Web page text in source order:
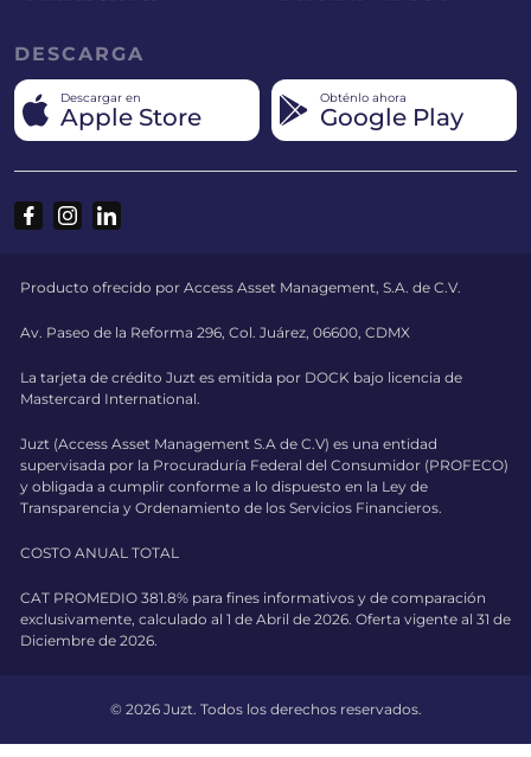
DESCARGA
Descargar en
Apple Store
Obténlo ahora
Google Play
Producto ofrecido por Access Asset Management, S.A. de C.V.
Av. Paseo de la Reforma 296, Col. Juárez, 06600, CDMX
La tarjeta de crédito Juzt es emitida por DOCK bajo licencia de
Mastercard International.
Juzt (Access Asset Management S.A de C.V) es una entidad
supervisada por la Procuraduría Federal del Consumidor (PROFECO)
y obligada a cumplir conforme a lo dispuesto en la Ley de
Transparencia y Ordenamiento de los Servicios Financieros.
COSTO ANUAL TOTAL
CAT PROMEDIO 381.8% para fines informativos y de comparación
exclusivamente, calculado al 1 de Abril de 2026. Oferta vigente al 31 de
Diciembre de 2026.
© 2026 Juzt. Todos los derechos reservados.